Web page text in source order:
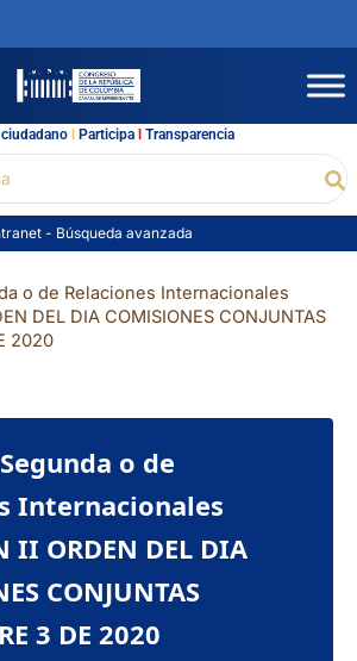
l Participal Transparencia
- Búsqueda avanzada
o de Relaciones Internacionales
DEL DIA COMISIONES CONJUNTAS
2020
o de
Internacionales
II ORDEN DEL DIA
CONJUNTAS
3 DE 2020